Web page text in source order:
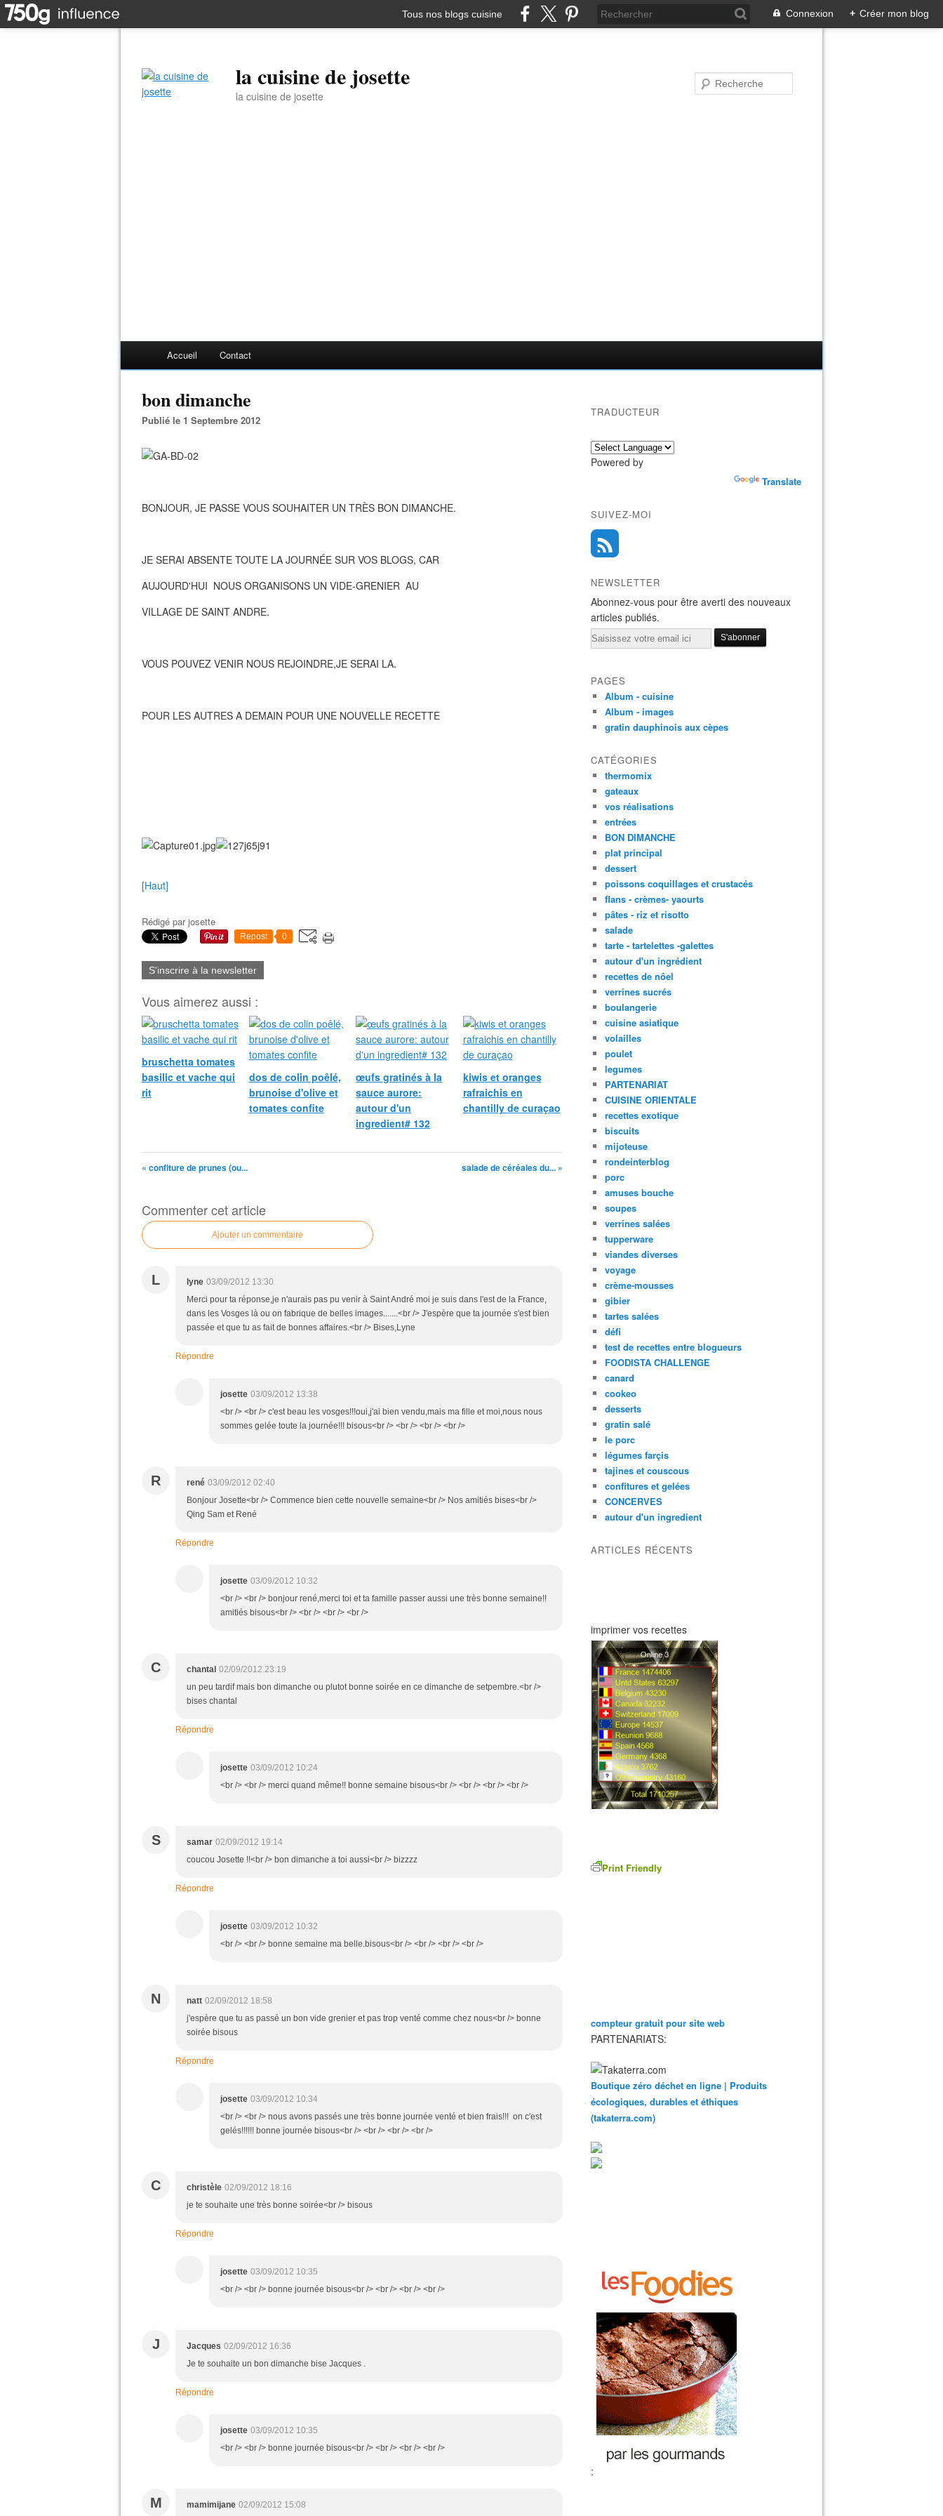
Tous nos blogs cuisine Connexion + Créer mon blog
la cuisine de josette
la cuisine de josette
Accueil Contact
bon dimanche
Publié le 1 Septembre 2012
BONJOUR, JE PASSE VOUS SOUHAITER UN TRÈS BON DIMANCHE.
JE SERAI ABSENTE TOUTE LA JOURNÉE SUR VOS BLOGS, CAR
AUJOURD'HUI NOUS ORGANISONS UN VIDE-GRENIER AU
VILLAGE DE SAINT ANDRE.
VOUS POUVEZ VENIR NOUS REJOINDRE,JE SERAI LA.
POUR LES AUTRES A DEMAIN POUR UNE NOUVELLE RECETTE
[Haut]
Rédigé parjosette
Repost 0
S'inscrire à la newsletter
Vous aimerez aussi :
bruschetta tomates
basilic et vache qui
rit
dos de colin poêlé,
brunoise d'olive et
tomates confite
œufs gratinés à la
sauce aurore:
autour d'un
ingredient# 132
kiwis et oranges
rafraichis en
chantilly de curaçao
« confiture de prunes (ou... salade de céréales du... »
Commenter cet article
Ajouter un commentaire
L lyne 03/09/2012 13:30
Merci pour ta réponse,je n'aurais pas pu venir à Saint André moi je suis dans l'est de la France,
dans les Vosges là ou on fabrique de belles images.......<br /> J'espère que ta journée s'est bien
passée et que tu as fait de bonnes affaires.<br /> Bises,Lyne
Répondre
josette 03/09/2012 13:38
<br /> <br /> c'est beau les vosges!!!oui,j'ai bien vendu,mais ma fille et moi,nous nous
sommes gelée toute la journée!!! bisous<br /> <br /> <br /> <br />
R rené 03/09/2012 02:40
Bonjour Josette<br /> Commence bien cette nouvelle semaine<br /> Nos amitiés bises<br />
Qing Sam et René
Répondre
josette 03/09/2012 10:32
<br /> <br /> bonjour rené,merci toi et ta famille passer aussi une très bonne semaine!!
amitiés bisous<br /> <br /> <br /> <br />
C chantal 02/09/2012 23:19
un peu tardif mais bon dimanche ou plutot bonne soirée en ce dimanche de setpembre.<br />
bises chantal
Répondre
josette 03/09/2012 10:24
<br /> <br /> merci quand même!! bonne semaine bisous<br /> <br /> <br /> <br />
S samar 02/09/2012 19:14
coucou Josette !!<br /> bon dimanche a toi aussi<br /> bizzzz
Répondre
josette 03/09/2012 10:32
<br /> <br /> bonne semaine ma belle.bisous<br /> <br /> <br /> <br />
N natt 02/09/2012 18:58
j'espère que tu as passé un bon vide grenier et pas trop venté comme chez nous<br /> bonne
soirée bisous
Répondre
josette 03/09/2012 10:34
<br /> <br /> nous avons passés une très bonne journée venté et bien frais!!! on c'est
gelés!!!!!! bonne journée bisous<br /> <br /> <br /> <br />
C christèle 02/09/2012 18:16
je te souhaite une très bonne soirée<br /> bisous
Répondre
josette 03/09/2012 10:35
<br /> <br /> bonne journée bisous<br /> <br /> <br /> <br />
J Jacques 02/09/2012 16:36
Je te souhaite un bon dimanche bise Jacques .
Répondre
josette 03/09/2012 10:35
<br /> <br /> bonne journée bisous<br /> <br /> <br /> <br />
M mamimijane 02/09/2012 15:08
TRADUCTEUR
Powered by
Translate
SUIVEZ-MOI
NEWSLETTER
Abonnez-vous pour être averti des nouveaux
articles publiés.
Email
PAGES
Album - cuisine
Album - images
gratin dauphinois aux cèpes
CATÉGORIES
thermomix
gateaux
vos réalisations
entrées
BON DIMANCHE
plat principal
dessert
poissons coquillages et crustacés
flans - crèmes- yaourts
pâtes - riz et risotto
salade
tarte - tartelettes -galettes
autour d'un ingrédient
recettes de nôel
verrines sucrés
boulangerie
cuisine asiatique
volailles
poulet
legumes
PARTENARIAT
CUISINE ORIENTALE
recettes exotique
biscuits
mijoteuse
rondeinterblog
porc
amuses bouche
soupes
verrines salées
tupperware
viandes diverses
voyage
crème-mousses
gibier
tartes salées
défi
test de recettes entre blogueurs
FOODISTA CHALLENGE
canard
cookeo
desserts
gratin salé
le porc
légumes farçis
tajines et couscous
confitures et gelées
CONCERVES
autour d'un ingredient
ARTICLES RÉCENTS
imprimer vos recettes
Print Friendly
compteur gratuit pour site web
PARTENARIATS:
Boutique zéro déchet en ligne | Produits
écologiques, durables et éthiques
(takaterra.com)
: